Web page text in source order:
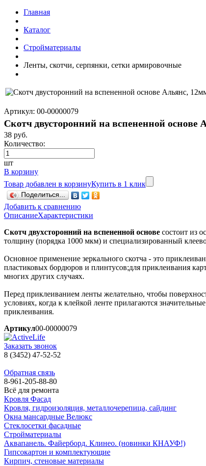
Главная
Каталог
Стройматериалы
Ленты, скотчи, серпянки, сетки армировочные
Артикул: 00-00000079
Скотч двусторонний на вспененной основе
38 руб.
Количество:
шт
В корзину
Товар добавлен в корзинуКупить в 1 клик
Поделиться...
Добавить к сравнению
ОписаниеХарактеристики
Скотч двухсторонний на вспененной основе состоит из
толщину (порядка 1000 мкм) и специализированный
Основное применение зеркального скотча - это
пластиковых бордюров и плинтусов;для приклеивания
многих других случаях.
Перед приклеиванием ленты желательно, чтобы
условиях, когда к клейкой ленте прилагаются
приклеивания.
Артикул00-00000079
Заказать звонок
8 (3452) 47-52-52
Обратная связь
8-961-205-88-80
Всё для ремонта
Кровля Фасад
Кровля, гидроизоляция, металлочерепица, сайдинг
Окна мансардные Велюкс
Стеклосетки фасадные
Стройматериалы
Аквапанель. Файерборд. Клинео. (новинки КНАУФ!)
Гипсокартон и комплектующие
Кирпич, стеновые материалы